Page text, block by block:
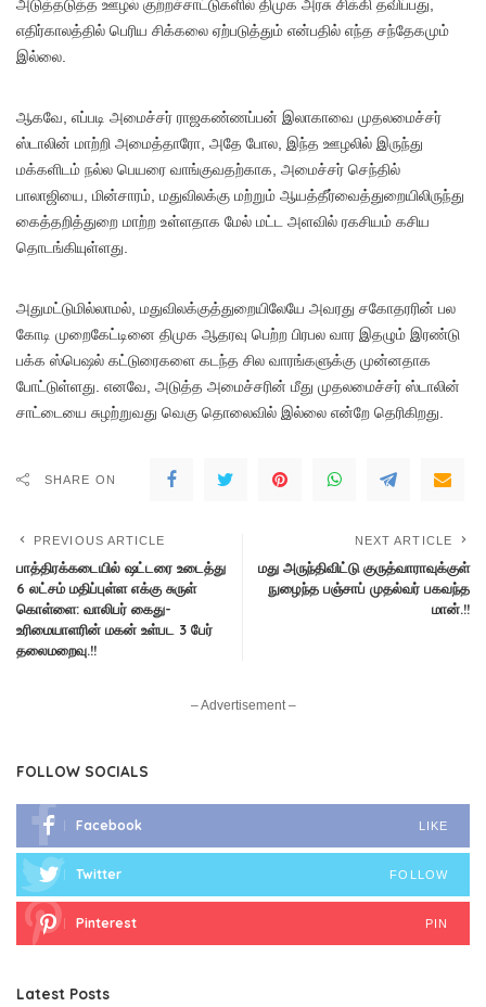
அடுத்தடுத்த ஊழல் குற்றச்சாட்டுகளில் திமுக அரசு சிக்கி தவிப்பது,
எதிர்காலத்தில் பெரிய சிக்கலை ஏற்படுத்தும் என்பதில் எந்த சந்தேகமும்
இல்லை.
ஆகவே, எப்படி அமைச்சர் ராஜகண்ணப்பன் இலாகாவை முதலமைச்சர்
ஸ்டாலின் மாற்றி அமைத்தாரோ, அதே போல, இந்த ஊழலில் இருந்து
மக்களிடம் நல்ல பெயரை வாங்குவதற்காக, அமைச்சர் செந்தில்
பாலாஜியை, மின்சாரம், மதுவிலக்கு மற்றும் ஆயத்தீர்வைத்துறையிலிருந்து
கைத்தறித்துறை மாற்ற உள்ளதாக மேல் மட்ட அளவில் ரகசியம் கசிய
தொடங்கியுள்ளது.
அதுமட்டுமில்லாமல், மதுவிலக்குத்துறையிலேயே அவரது சகோதரரின் பல
கோடி முறைகேட்டினை திமுக ஆதரவு பெற்ற பிரபல வார இதழும் இரண்டு
பக்க ஸ்பெஷல் கட்டுரைகளை கடந்த சில வாரங்களுக்கு முன்னதாக
போட்டுள்ளது. எனவே, அடுத்த அமைச்சரின் மீது முதலமைச்சர் ஸ்டாலின்
சாட்டையை சுழற்றுவது வெகு தொலைவில் இல்லை என்றே தெரிகிறது.
SHARE ON
PREVIOUS ARTICLE
பாத்திரக்கடையில் ஷட்டரை உடைத்து
6 லட்சம் மதிப்புள்ள எக்கு சுருள்
கொள்ளை: வாலிபர் கைது-
உரிமையாளரின் மகன் உள்பட 3 பேர்
தலைமறைவு.!!
NEXT ARTICLE
மது அருந்திவிட்டு குருத்வாராவுக்குள்
நுழைந்த பஞ்சாப் முதல்வர் பகவந்த
மான்.!!
– Advertisement –
FOLLOW SOCIALS
Facebook LIKE
Twitter FOLLOW
Pinterest PIN
Latest Posts